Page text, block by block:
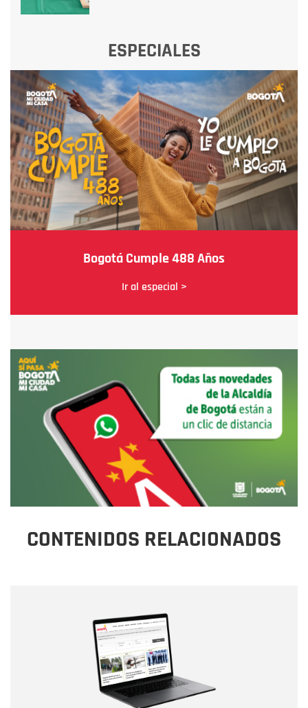
ESPECIALES
Bogotá Cumple 488 Años
Ir al especial >
CONTENIDOS RELACIONADOS
Correo electrónico
Tipo de comentario